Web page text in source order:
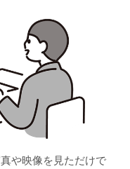
や映像を見ただけで